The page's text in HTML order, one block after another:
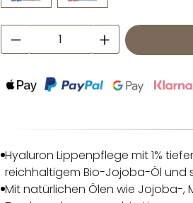
Produkt Anzahl: Gib
Hyaluron Lippenpflege mit 1%
reichhaltigem Bio-Jojoba-Öl und
Mit natürlichen Ölen wie Jojoba-,